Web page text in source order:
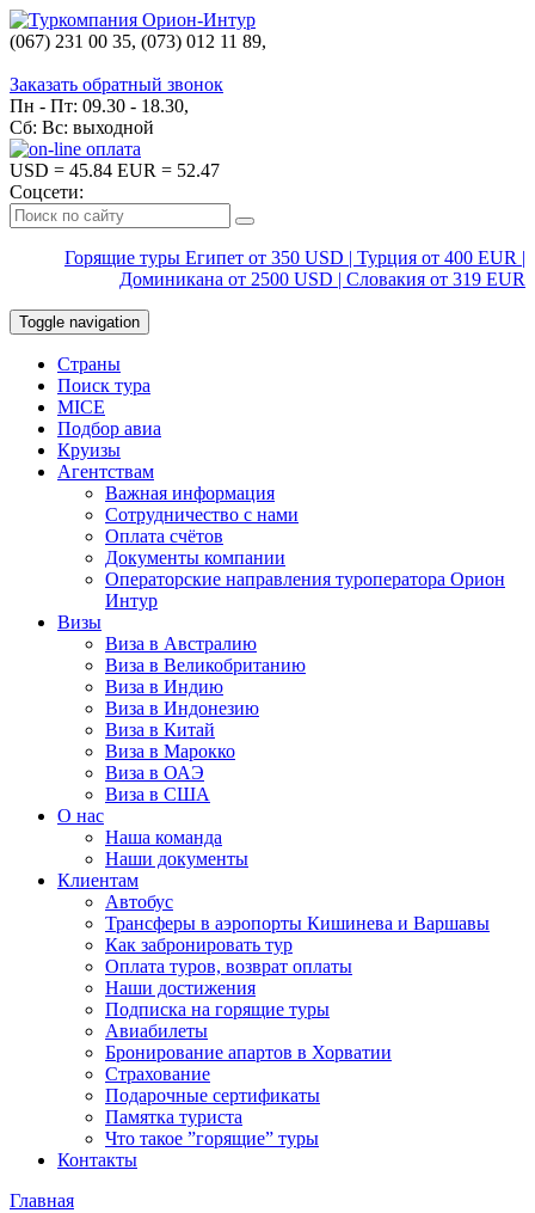
(067) 231 00 35, (073) 012 11 89,
Заказать обратный звонок
Пн - Пт: 09.30 - 18.30,
Сб: Вс: выходной
USD = 45.84 EUR = 52.47
Соцсети:
Горящие туры Египет от 350 USD | Турция от 400 EUR |
Доминикана от 2500 USD | Словакия от 319 EUR
Toggle navigation
Страны
Поиск тура
MICE
Подбор авиа
Круизы
Агентствам
Важная информация
Сотрудничество с нами
Оплата счётов
Документы компании
Операторские направления туроператора Орион
Интур
Визы
Виза в Австралию
Виза в Великобританию
Виза в Индию
Виза в Индонезию
Виза в Китай
Виза в Марокко
Виза в ОАЭ
Виза в США
О нас
Наша команда
Наши документы
Клиентам
Автобус
Трансферы в аэропорты Кишинева и Варшавы
Как забронировать тур
Оплата туров, возврат оплаты
Наши достижения
Подписка на горящие туры
Авиабилеты
Бронирование апартов в Хорватии
Страхование
Подарочные сертификаты
Памятка туриста
Что такое ”горящие” туры
Контакты
Главная